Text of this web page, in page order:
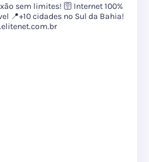
sem limites! 🛜 Internet 100%
📍+10 cidades no Sul da Bahia!